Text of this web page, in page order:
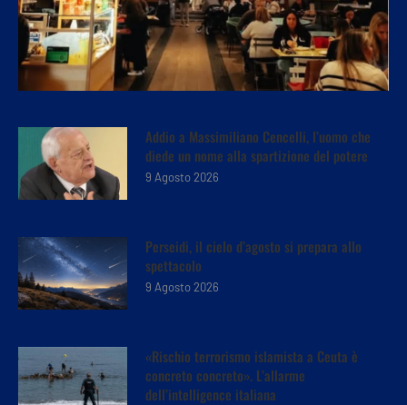
Addio a Massimiliano Cencelli, l’uomo che
diede un nome alla spartizione del potere
9 Agosto 2026
Perseidi, il cielo d’agosto si prepara allo
spettacolo
9 Agosto 2026
«Rischio terrorismo islamista a Ceuta è
concreto concreto». L’allarme
dell’intelligence italiana